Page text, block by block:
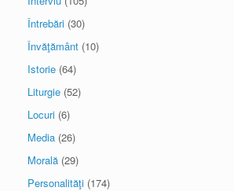
Întrebări (30)
Învăţământ (10)
Istorie (64)
Liturgie (52)
Locuri (6)
Media (26)
Morală (29)
Personalităţi (174)